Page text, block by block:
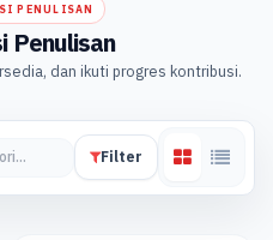
PENULISAN
Penulisan
dan ikuti progres kontribusi.
Filter